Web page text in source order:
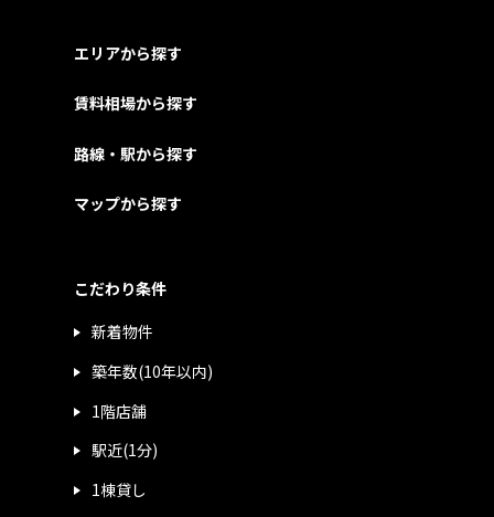
エリアから探す
賃料相場から探す
路線・駅から探す
マップから探す
こだわり条件
新着物件
築年数(10年以内)
1階店舗
駅近(1分)
1棟貸し